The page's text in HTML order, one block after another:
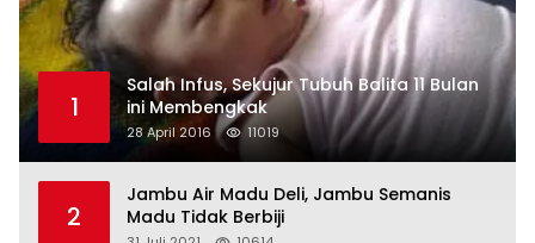
1
Salah Infus, Sekujur Tubuh Balita 11 Bulan
ini Membengkak
28 April 2016 11019
2
Jambu Air Madu Deli, Jambu Semanis
Madu Tidak Berbiji